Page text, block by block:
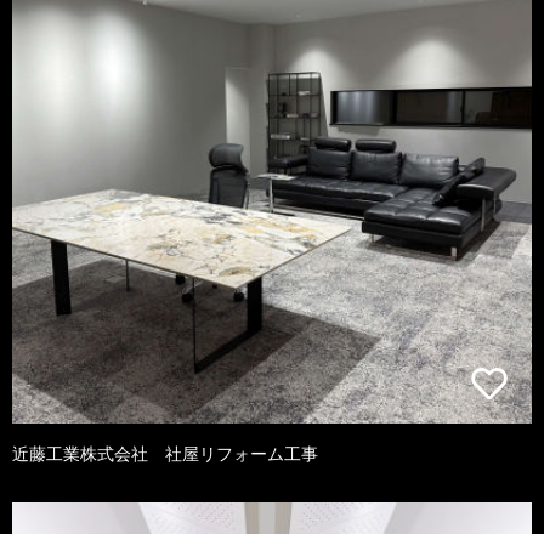
近藤工業株式会社 社屋リフォーム工事